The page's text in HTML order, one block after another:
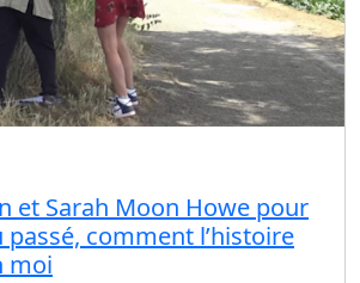
et Sarah Moon Howe pour
passé, comment l’histoire
moi